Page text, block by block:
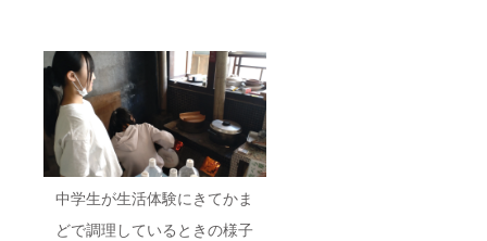
中学生が生活体験にきてかま
どで調理しているときの様子